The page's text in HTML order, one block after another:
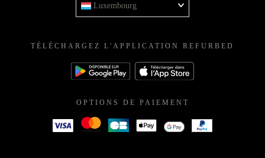
Luxembourg
TÉLÉCHARGEZ L'APPLICATION REFURBED
OPTIONS DE PAIEMENT